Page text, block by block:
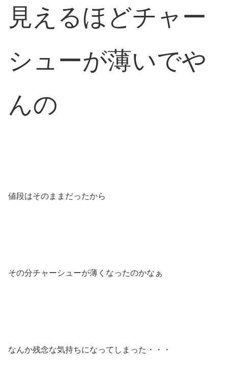
見えるほどチャー
シューが薄いでや
んの
値段はそのままだったから
その分チャーシューが薄くなったのかなぁ
なんか残念な気持ちになってしまった・・・